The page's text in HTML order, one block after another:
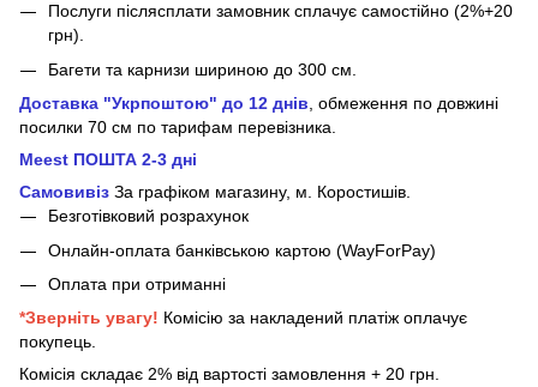
Послуги післясплати замовник сплачує самостійно (2%+20
грн).
Багети та карнизи шириною до 300 см.
Доставка "Укрпоштою" до 12 днів , обмеження по довжині
посилки 70 см по тарифам перевізника.
Meest ПОШТА 2-3 дні
Самовивіз За графіком магазину, м.
Коростишів.
Безготівковий розрахунок
Онлайн-оплата банківською картою (WayForPay)
Оплата при отриманні
*Зверніть увагу! Комісію за накладений платіж оплачує
покупець.
Комісія складає 2% від вартості замовлення + 20 грн.